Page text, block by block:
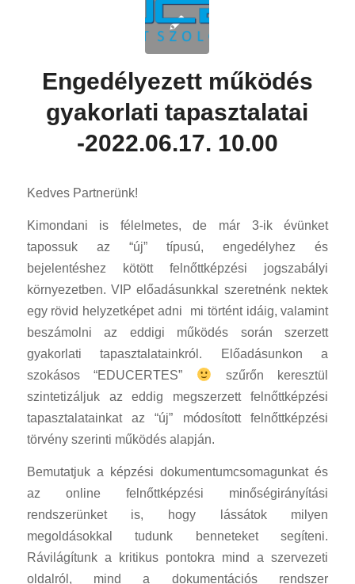
Engedélyezett működés
gyakorlati tapasztalatai
-2022.06.17. 10.00
Kedves Partnerünk!
Kimondani is félelmetes, de már 3-ik évünket
tapossuk az “új” típusú, engedélyhez és
bejelentéshez kötött felnőttképzési jogszabályi
környezetben. VIP előadásunkkal szeretnénk nektek
egy rövid helyzetképet adni mi történt idáig, valamint
beszámolni az eddigi működés során szerzett
gyakorlati tapasztalatainkról. Előadásunkon a
szokásos “EDUCERTES”
szűrőn keresztül
szintetizáljuk az eddig megszerzett felnőttképzési
tapasztalatainkat az “új” módosított felnőttképzési
törvény szerinti működés alapján.
Bemutatjuk a képzési dokumentumcsomagunkat és
az online felnőttképzési minőségirányítási
rendszerünket is, hogy lássátok milyen
megoldásokkal tudunk benneteket segíteni.
Rávilágítunk a kritikus pontokra mind a szervezeti
oldalról, mind a dokumentációs rendszer